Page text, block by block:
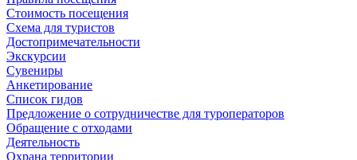
Стоимость посещения
Схема для туристов
Достопримечательности
Экскурсии
Сувениры
Анкетирование
Список гидов
Предложение о сотрудничестве для туроператоров
Обращение с отходами
Деятельность
Охрана территории